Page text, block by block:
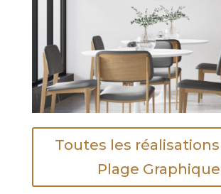
Toutes les réalisations
Plage Graphique